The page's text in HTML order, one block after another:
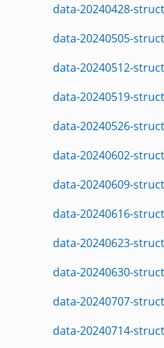
data-20240428-
data-20240505-
data-20240512-
data-20240519-
data-20240526-
data-20240602-
data-20240609-
data-20240616-
data-20240623-
data-20240630-
data-20240707-
data-20240714-